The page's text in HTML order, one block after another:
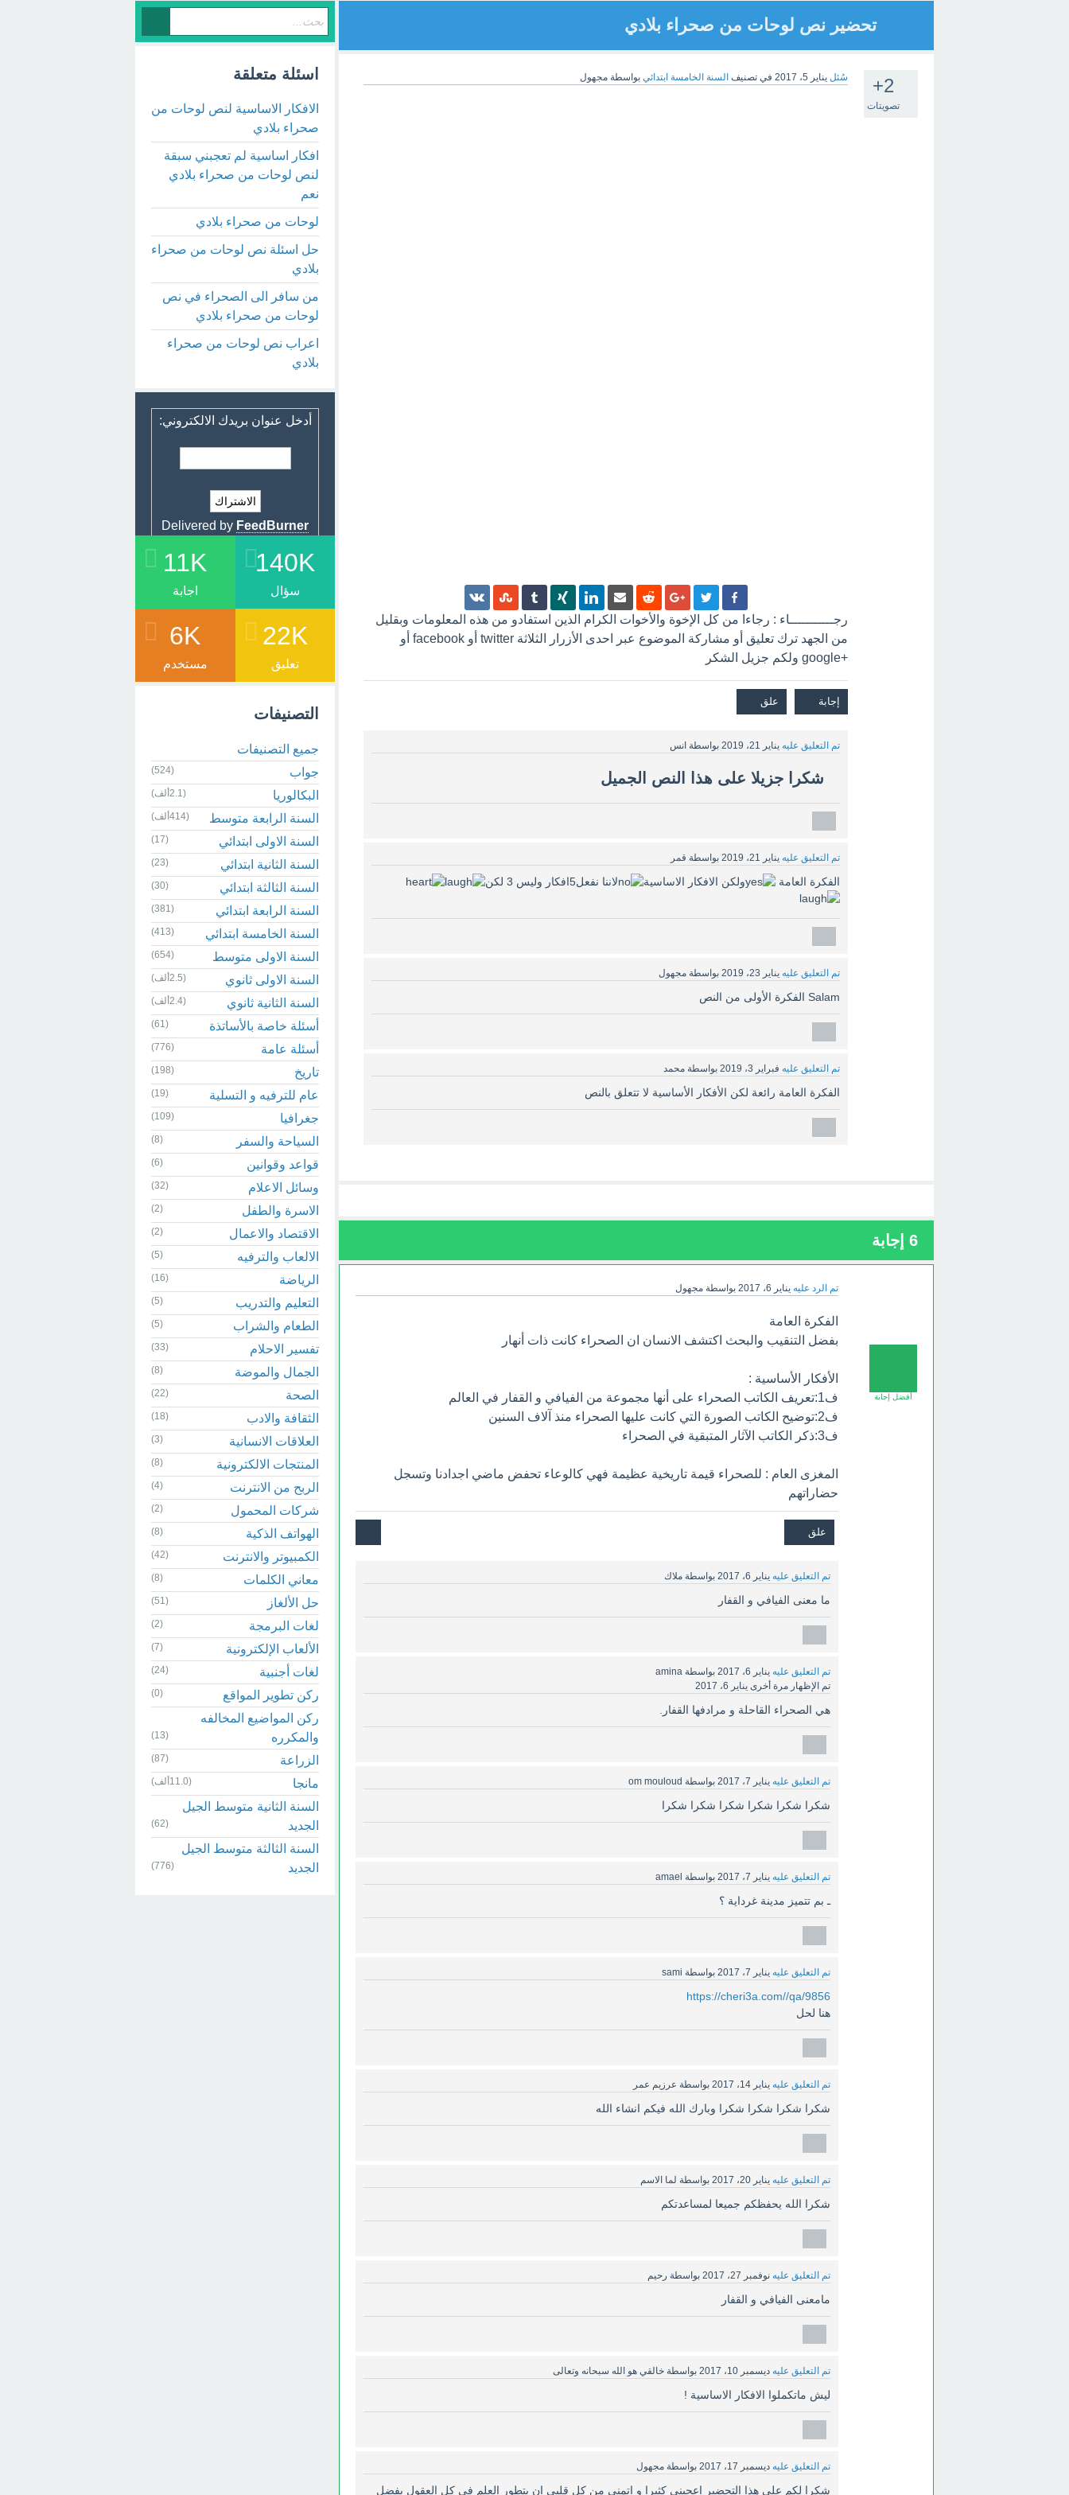
تحضير نص لوحات من صحراء بلادي
+2
تصويتات
سُئل يناير 5، 2017 في تصنيف السنة الخامسة ابتدائي بواسطة مجهول
رجـــــــــــاء : رجاءا من كل الإخوة والأخوات الكرام الذين استفادو من هذه المعلومات وبقليل
من الجهد ترك تعليق أو مشاركة الموضوع عبر احدى الأزرار الثلاثة twitter أو facebook أو
+google ولكم جزيل الشكر
تم التعليق عليه يناير 21، 2019 بواسطة انس
شكرا جزيلا على هذا النص الجميل
تم التعليق عليه يناير 21، 2019 بواسطة قمر
الفكرة العامة ولكن الافكار الاساسية لاننا نفعل5افكار وليس 3 لكن
تم التعليق عليه يناير 23، 2019 بواسطة مجهول
Salam الفكرة الأولى من النص
تم التعليق عليه فبراير 3، 2019 بواسطة محمد
الفكرة العامة رائعة لكن الأفكار الأساسية لا تتعلق بالنص
6 إجابة
تم الرد عليه يناير 6، 2017 بواسطة مجهول
أفضل إجابة
الفكرة العامة
بفضل التنقيب والبحث اكتشف الانسان ان الصحراء كانت ذات أنهار
الأفكار الأساسية :
ف1:تعريف الكاتب الصحراء على أنها مجموعة من الفيافي و القفار في العالم
ف2:توضيح الكاتب الصورة التي كانت عليها الصحراء منذ آلاف السنين
ف3:ذكر الكاتب الآثار المتبقية في الصحراء
المغزى العام : للصحراء قيمة تاريخية عظيمة فهي كالوعاء تحفض ماضي اجدادنا وتسجل
حضاراتهم
تم التعليق عليه يناير 6، 2017 بواسطة ملاك
ما معنى الفيافي و القفار
تم التعليق عليه يناير 6، 2017 بواسطة amina
تم الإظهار مرة أخرى يناير 6، 2017
هي الصحراء القاحلة و مرادفها القفار.
تم التعليق عليه يناير 7، 2017 بواسطة om mouloud
شكرا شكرا شكرا شكرا شكرا شكرا
تم التعليق عليه يناير 7، 2017 بواسطة amael
ـ بم تتميز مدينة غرداية ؟
تم التعليق عليه يناير 7، 2017 بواسطة sami
https://cheri3a.com//qa/9856
هنا لحل
تم التعليق عليه يناير 14، 2017 بواسطة عرزيم عمر
شكرا شكرا شكرا شكرا وبارك الله فيكم انشاء الله
تم التعليق عليه يناير 20، 2017 بواسطة لما الاسم
شكرا الله يحفظكم جميعا لمساعدتكم
تم التعليق عليه نوفمبر 27، 2017 بواسطة رحيم
مامعنى الفيافي و القفار
تم التعليق عليه ديسمبر 10، 2017 بواسطة خالقي هو الله سبحانه وتعالى
ليش ماتكملوا الافكار الاساسية !
تم التعليق عليه ديسمبر 17، 2017 بواسطة مجهول
شكرا لكم على هذا التحضير اعجبني كثيرا و اتمنى من كل قلبي ان يتطور العلم في كل العقول بفضل
اسئلة متعلقة
الافكار الاساسية لنص لوحات من
صحراء بلادي
افكار اساسية لم تعجبني سبقة
لنص لوحات من صحراء بلادي
نعم
لوحات من صحراء بلادي
حل اسئلة نص لوحات من صحراء
بلادي
من سافر الى الصحراء في نص
لوحات من صحراء بلادي
اعراب نص لوحات من صحراء
بلادي
أدخل عنوان بريدك الالكتروني:
Delivered by FeedBurner
140K
سؤال
11K
اجابة
22K
تعليق
6K
مستخدم
التصنيفات
جميع التصنيفات
جواب
(524)
البكالوريا (2.1ألف)
السنة الرابعة متوسط (414ألف)
السنة الاولى ابتدائي (17)
السنة الثانية ابتدائي (23)
السنة الثالثة ابتدائي (30)
السنة الرابعة ابتدائي (381)
السنة الخامسة ابتدائي (413)
السنة الاولى متوسط (654)
السنة الاولى ثانوي (2.5ألف)
السنة الثانية ثانوي (2.4ألف)
أسئلة خاصة بالأساتذة (61)
أسئلة عامة (776)
تاريخ (198)
عام للترفيه و التسلية (19)
جغرافيا (109)
السياحة والسفر (8)
قواعد وقوانين (6)
وسائل الاعلام (32)
الاسرة والطفل (2)
الاقتصاد والاعمال (2)
الالعاب والترفيه (5)
الرياضة (16)
التعليم والتدريب (5)
الطعام والشراب (5)
تفسير الاحلام (33)
الجمال والموضة (8)
الصحة (22)
الثقافة والادب (18)
العلاقات الانسانية (3)
المنتجات الالكترونية (8)
الربح من الانترنت (4)
شركات المحمول (2)
الهواتف الذكية (8)
الكمبيوتر والانترنت (42)
معاني الكلمات (8)
حل الألغاز (51)
لغات البرمجة (2)
الألعاب الإلكترونية (7)
لغات أجنبية (24)
ركن تطوير المواقع (0)
ركن المواضيع المخالفه
والمكرره
(13)
الزراعة (87)
مانجا (11.0ألف)
السنة الثانية متوسط الجيل
الجديد
(62)
السنة الثالثة متوسط الجيل
الجديد
(776)